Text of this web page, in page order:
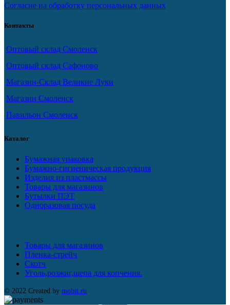
Согласие на обработку персональных данных
Контакты
Оптовый склад Смоленск
Оптовый склад Сафоново
Магазин-Склад Великие Луки
Магазин Смоленск
Павильон Смоленск
Каталог
Бумажная упаковка
Бумажно-гигиеническая продукция
Изделия из пластмассы
Товары для магазинов
Бутылки ПЭТ
Одноразовая посуда
Товары для магазинов
Пленка-стрейч
Скотч
Уголь,розжиг,щепа для копчения.
© 2022 Created by mobit.ru